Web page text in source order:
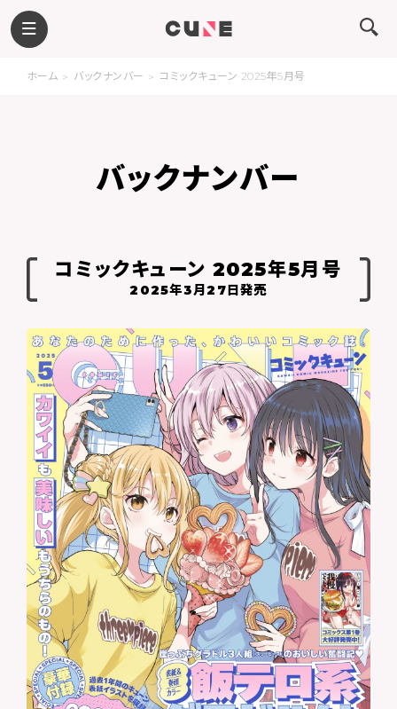
ホーム バックナンバー コミックキューン 2025年5月号
バックナンバー
コミックキューン 2025年5月号
2025年3月27日発売